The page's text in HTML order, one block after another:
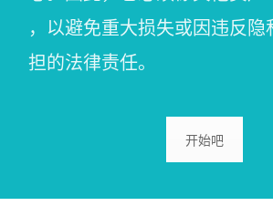
，以避免重大损失或因违反隐
担的法律责任。
开始吧